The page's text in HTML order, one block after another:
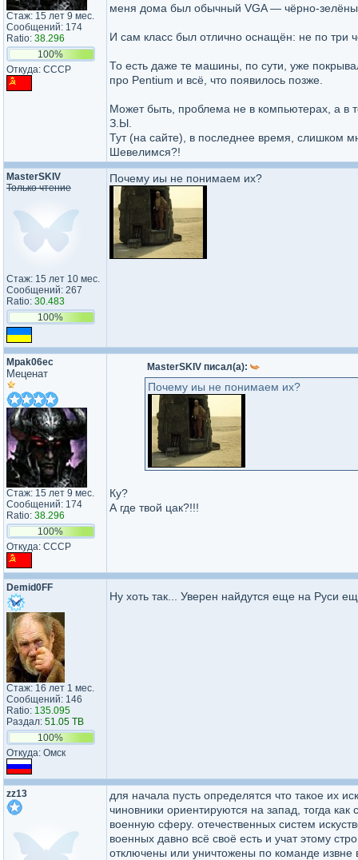
Стаж: 15 лет 9 мес.
Сообщений: 174
Ratio: 38.296
100%
Откуда: CCCP
меня дома был обычный VGA — чёрно-
И сам класс был отлично оснащён: не по три
То есть даже те машины, по сути, уже
про Pentium и всё, что появилось позже.
Может быть, проблема не в компьютерах, а в
З.Ы.
Тут (на сайте), в последнее время, слишком
Шевелимся?!
MasterSKIV
Только чтение
Стаж: 15 лет 10 мес.
Сообщений: 267
Ratio: 30.483
100%
Почему иы не понимаем их?
Mpak06ec
Меценат
Стаж: 15 лет 9 мес.
Сообщений: 174
Ratio: 38.296
100%
Откуда: CCCP
MasterSKIV писал(а):
Почему иы не понимаем их?
Ку?
А где твой цак?!!!
Demid0FF
Стаж: 16 лет 1 мес.
Сообщений: 146
Ratio: 135.095
Раздал: 51.05 TB
100%
Откуда: Омск
Ну хоть так... Уверен найдутся еще на Руси
zz13
для начала пусть определятся что такое их
чиновники ориентируются на запад, тогда
военную сферу. отечественных систем
военных давно всё своё есть и учат этому
отключены или уничтожены по команде